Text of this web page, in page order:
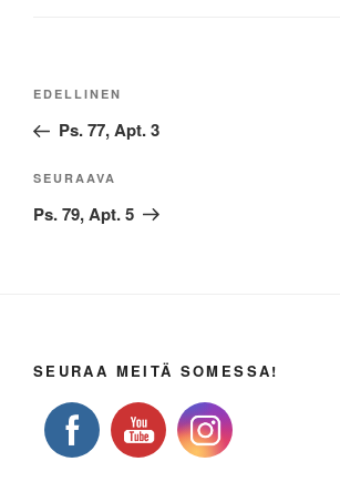
Artikkelien
Edellinen
artikkeli
EDELLINEN
Ps. 77, Apt. 3
Seuraava
artikkeli
SEURAAVA
Ps. 79, Apt. 5
SEURAA MEITÄ SOMESSA!